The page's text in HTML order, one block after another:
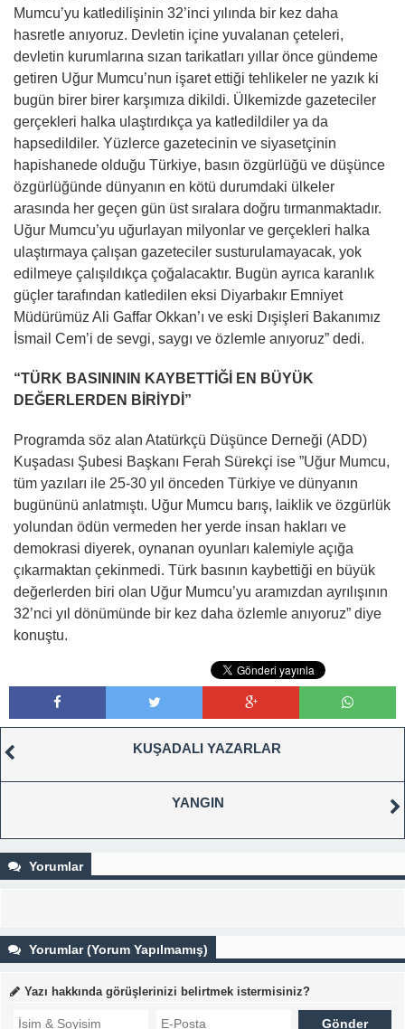
Mumcu’yu katledilişinin 32’inci yılında bir kez daha
hasretle anıyoruz. Devletin içine yuvalanan çeteleri,
devletin kurumlarına sızan tarikatları yıllar önce gündeme
getiren Uğur Mumcu’nun işaret ettiği tehlikeler ne yazık ki
bugün birer birer karşımıza dikildi. Ülkemizde gazeteciler
gerçekleri halka ulaştırdıkça ya katledildiler ya da
hapsedildiler. Yüzlerce gazetecinin ve siyasetçinin
hapishanede olduğu Türkiye, basın özgürlüğü ve düşünce
özgürlüğünde dünyanın en kötü durumdaki ülkeler
arasında her geçen gün üst sıralara doğru tırmanmaktadır.
Uğur Mumcu’yu uğurlayan milyonlar ve gerçekleri halka
ulaştırmaya çalışan gazeteciler susturulamayacak, yok
edilmeye çalışıldıkça çoğalacaktır. Bugün ayrıca karanlık
güçler tarafından katledilen eksi Diyarbakır Emniyet
Müdürümüz Ali Gaffar Okkan’ı ve eski Dışişleri Bakanımız
İsmail Cem’i de sevgi, saygı ve özlemle anıyoruz” dedi.
“TÜRK BASINININ KAYBETTİĞİ EN BÜYÜK
DEĞERLERDEN BİRİYDİ”
Programda söz alan Atatürkçü Düşünce Derneği (ADD)
Kuşadası Şubesi Başkanı Ferah Sürekçi ise ”Uğur Mumcu,
tüm yazıları ile 25-30 yıl önceden Türkiye ve dünyanın
bugününü anlatmıştı. Uğur Mumcu barış, laiklik ve özgürlük
yolundan ödün vermeden her yerde insan hakları ve
demokrasi diyerek, oynanan oyunları kalemiyle açığa
çıkarmaktan çekinmedi. Türk basının kaybettiği en büyük
değerlerden biri olan Uğur Mumcu’yu aramızdan ayrılışının
32’nci yıl dönümünde bir kez daha özlemle anıyoruz” diye
konuştu.
KUŞADALI YAZARLAR
YANGIN
Yorumlar
Yorumlar (Yorum Yapılmamış)
Yazı hakkında görüşlerinizi belirtmek istermisiniz?